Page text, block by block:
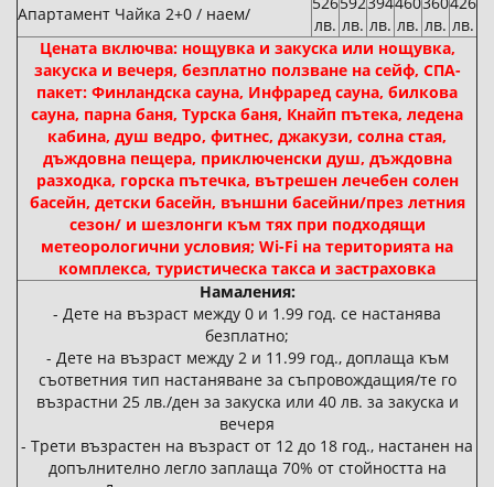
Апартамент Чайка 2+0 / наем/
лв. лв. лв. лв. лв. лв.
Цената включва: нощувка и закуска или нощувка,
закуска и вечеря, безплатно ползване на сейф, СПА-
пакет: Финландска сауна, Инфраред сауна, билкова
сауна, парна баня, Турска баня, Кнайп пътека, ледена
кабина, душ ведро, фитнес, джакузи, солна стая,
дъждовна пещера, приключенски душ, дъждовна
разходка, горска пътечка, вътрешен лечебен солен
басейн, детски басейн, външни басейни/през летния
сезон/ и шезлонги към тях при подходящи
метеорологични условия; Wi-Fi на територията на
комплекса, туристическа такса и застраховка
Намаления:
- Дете на възраст между 0 и 1.99 год. се настанява
безплатно;
- Дете на възраст между 2 и 11.99 год., доплаща към
съответния тип настаняване за съпровождащия/те го
възрастни 25 лв./ден за закуска или 40 лв. за закуска и
вечеря
- Трети възрастен на възраст от 12 до 18 год., настанен на
допълнително легло заплаща 70% от стойността на